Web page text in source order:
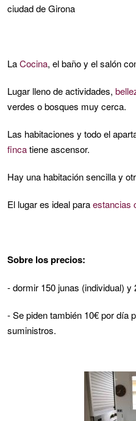
ciudad de Girona
LaCocina, el baño y el salón
Lugar lleno de actividades,
verdes o bosques muy cerca.
Las habitaciones y todo el
fincatiene ascensor.
Hay una habitación sencilla y
El lugar es ideal paraestancias
Sobre los precios:
- dormir 150 junas (individual)
- Se piden también 10€ por día
suministros.